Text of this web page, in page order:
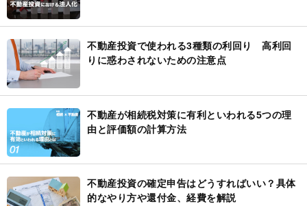
不動産投資で使われる3種類の利回り 高利回
りに惑わされないための注意点
不動産が相続税対策に有利といわれる5つの理
由と評価額の計算方法
不動産投資の確定申告はどうすればいい？具体
的なやり方や還付金、経費を解説